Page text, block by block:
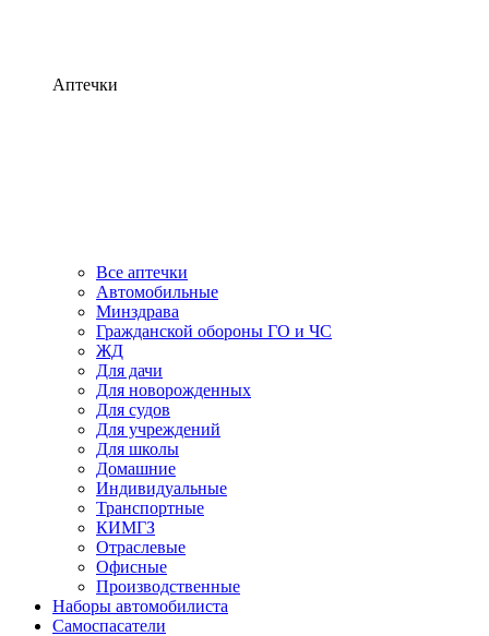
Аптечки
Все аптечки
Автомобильные
Минздрава
Гражданской обороны ГО и ЧС
ЖД
Для дачи
Для новорожденных
Для судов
Для учреждений
Для школы
Домашние
Индивидуальные
Транспортные
КИМГЗ
Отраслевые
Офисные
Производственные
Наборы автомобилиста
Самоспасатели